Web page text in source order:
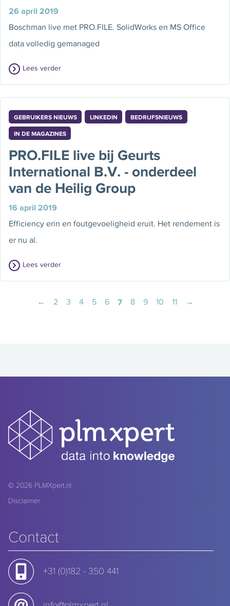
26 april 2019
Boschman live met PRO.FILE. SolidWorks en MS Office
data volledig gemanaged
Lees verder
GEBRUIKERS NIEUWS LINKEDIN BEDRIJFSNIEUWS
IN DE MAGAZINES
PRO.FILE live bij Geurts
International B.V. - onderdeel
van de Heilig Group
16 april 2019
Efficiency erin en foutgevoeligheid eruit. Het rendement is
er nu al.
Lees verder
← 2 3 4 5 6 7 8 9 10 11 →
© 2026 PLMXpert.nl
Disclaimer
Contact
+31 (0)182 - 350 441